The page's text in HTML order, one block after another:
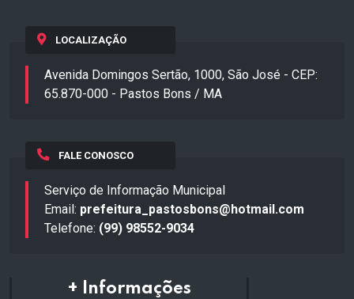
LOCALIZAÇÃO
Avenida Domingos Sertão, 1000, São José - CEP:
65.870-000 - Pastos Bons / MA
FALE CONOSCO
Serviço de Informação Municipal
Email: prefeitura_pastosbons@hotmail.com
Telefone: (99) 98552-9034
+ Informações